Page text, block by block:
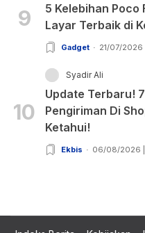
9
5 Kelebihan Poco
Layar Terbaik di
Gadget 21/07/2026
10
Syadir Ali
Update Terbaru!
Pengiriman Di
Ketahui!
Ekbis 06/08/2026 |